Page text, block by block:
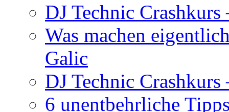
DJ Technic
Was machen
Galic
DJ Technic
6 unentbehrliche